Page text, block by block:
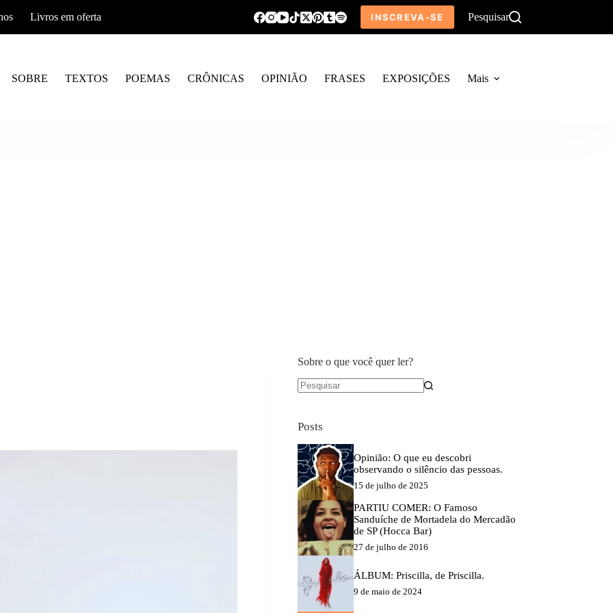
Livros em oferta INSCREVA-SE Pesquisar
SOBRE TEXTOS POEMAS CRÔNICAS OPINIÃO FRASES EXPOSIÇÕES Mais
Sobre o que você quer ler?
Posts
Opinião: O que eu descobri
observando o silêncio das pessoas.
15 de julho de 2025
PARTIU COMER: O Famoso
Sanduíche de Mortadela do Mercadão
de SP (Hocca Bar)
27 de julho de 2016
ÁLBUM: Priscilla, de Priscilla.
9 de maio de 2024